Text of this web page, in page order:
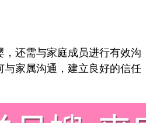
还需与家庭成员进行有效沟
与家属沟通，建立良好的信任